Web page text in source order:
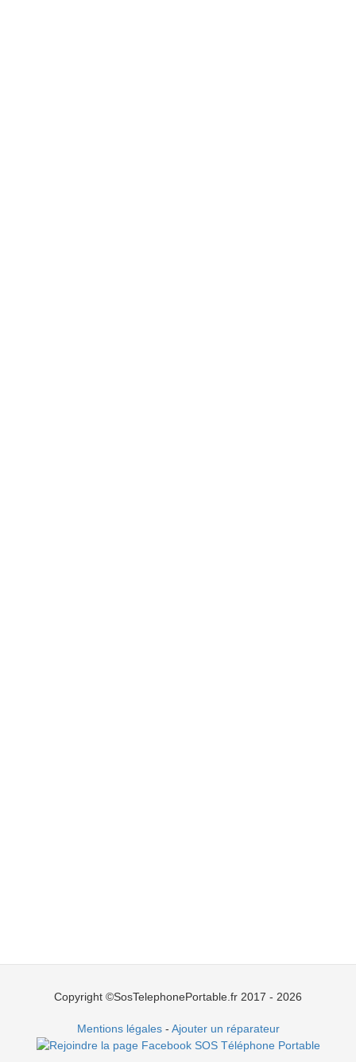
Copyright ©SosTelephonePortable.fr 2017 - 2026
Mentions légales- Ajouter un réparateur